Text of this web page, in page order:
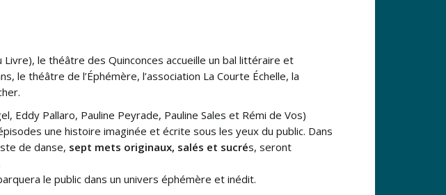
le théâtre des Quinconces accueille un bal littéraire et
le théâtre de l’Éphémère, l’association La Courte Échelle, la
Eddy Pallaro, Pauline Peyrade, Pauline Sales et Rémi de Vos)
une histoire imaginée et écrite sous les yeux du public. Dans
de danse, sept mets originaux, salés et sucrés, seront
le public dans un univers éphémère et inédit.